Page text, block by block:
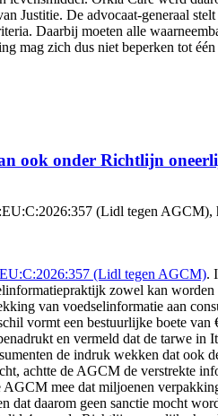
Justitie. De advocaat-generaal
Daarbij moeten alle
mag zich dus niet beperken tot
ook onder Richtlijn
(Lidl tegen AGCM),
(Lidl tegen AGCM).
zowel kan
van voedselinformatie aan
vormt een bestuurlijke boete
en vermeld dat de tarwe
de indruk wekken dat ook
achtte de AGCM de verstrekte
mee dat miljoenen
dat daarom geen sanctie mocht